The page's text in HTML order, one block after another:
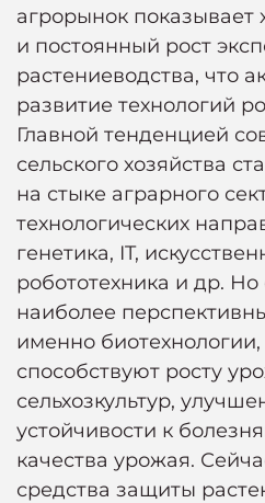
агрорынок показывает
и постоянный рост
растениеводства, что
развитие технологий
Главной тенденцией
сельского хозяйства
на стыке аграрного
технологических
генетика, IT,
робототехника и др.
наиболее
именно
способствуют росту
сельхозкультур,
устойчивости к
качества урожая.
средства защиты